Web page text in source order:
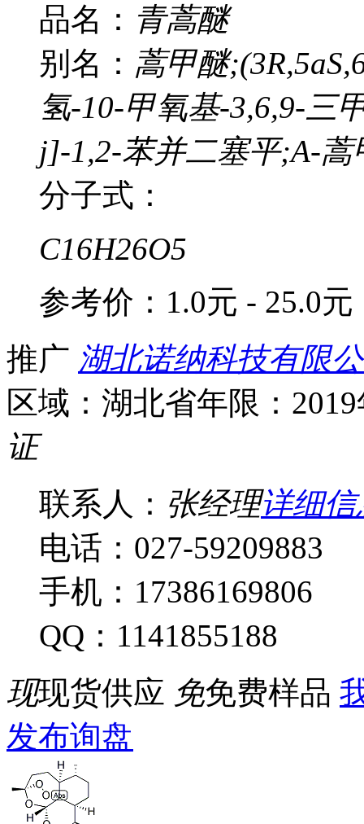
品名： 青蒿醚
别名： 蒿甲醚
氢-10-甲氧基-3,6,9-三
j]-1,2-苯并二塞平;A-蒿
分子式：
C16H26O5
参考价： 1.0元 - 25.0元
推广 湖北诺纳科技有限
区域：湖北省年限：
证
联系人： 张经理详细信
电话：027-59209883
手机：17386169806
QQ：1141855188
现现货供应 免免费样品
发布询盘